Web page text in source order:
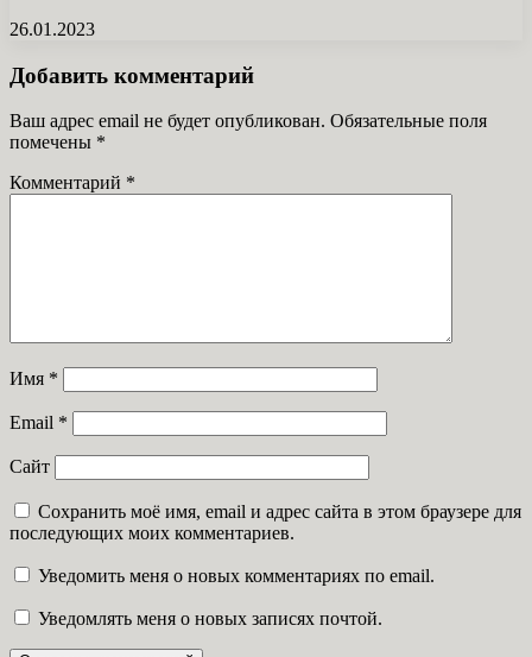
26.01.2023
Добавить комментарий
Ваш адрес email не будет опубликован. Обязательные поля
помечены *
Комментарий *
Имя *
Email *
Сайт
Сохранить моё имя, email и адрес сайта в этом браузере для
последующих моих комментариев.
Уведомить меня о новых комментариях по email.
Уведомлять меня о новых записях почтой.